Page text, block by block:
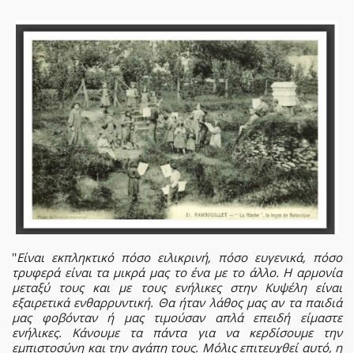
''Είναι εκπληκτικό πόσο ειλικρινή, πόσο ευγενικά, πόσο
τρυφερά είναι τα μικρά μας το ένα με το άλλο. Η αρμονία
μεταξύ τους και με τους ενήλικες στην Κυψέλη είναι
εξαιρετικά ενθαρρυντική. Θα ήταν λάθος μας αν τα παιδιά
μας φοβόνταν ή μας τιμούσαν απλά επειδή είμαστε
ενήλικες. Κάνουμε τα πάντα για να κερδίσουμε την
εμπιστοσύνη και την αγάπη τους. Μόλις επιτευχθεί αυτό, η